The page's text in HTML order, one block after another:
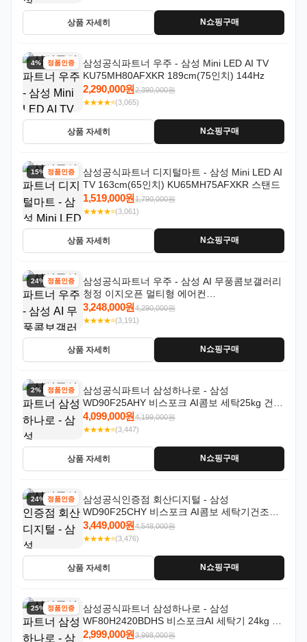
상품 자세히 N쇼핑구매
4% 할인정품인증
삼성공식파트너 우주 - 삼성 Mini LED AI TV
KU75MH80AFXKR 189cm(75인치) 144Hz
2,290,000원2,390,000원
★★★★⭐(3,065)
상품 자세히 N쇼핑구매
15% 할인정품인증
삼성공식파트너 디지털마트 - 삼성 Mini LED AI
TV 163cm(65인치) KU65MH75AFXKR 스탠드
1,519,000원1,790,000원
★★★★⭐(3,061)
상품 자세히 N쇼핑구매
24% 할인정품인증
삼성공식파트너 우주 - 삼성 AI 무풍콤보갤러리
청정 이지오픈 멀티형 에어컨
AF80F17D22WRS 기본설치포함
3,248,000원4,290,000원
★★★★⭐(3,191)
상품 자세히 N쇼핑구매
2% 할인정품인증
삼성공식파트너 삼성하나로 - 삼성
WD90F25AHY 비스포크 AI콤보 세탁25kg 건조
18kg 자동문열림 1등급
4,099,000원4,199,000원
★★★★⭐(3,447)
상품 자세히 N쇼핑구매
24% 할인정품인증
삼성공식인증점 회산디지털 - 삼성
WD90F25CHY 비스포크 AI콤보 세탁기건조기
일체형 25kg+18kg 1등급
3,449,000원4,548,000원
★★★★⭐(3,476)
상품 자세히 N쇼핑구매
25% 할인정품인증
삼성공식파트너 삼성하나로 - 삼성
WF80H2420BDHS 비스포크AI 세탁기 24kg 건
조기 20kg 세제자동투입
2,999,000원3,998,000원